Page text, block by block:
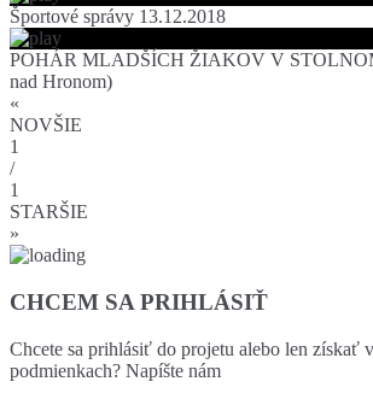
Športové správy 13.12.2018
POHÁR MLADŠÍCH ŽIAKOV V
nad Hronom)
«
NOVŠIE
1
/
1
STARŠIE
»
CHCEM SA PRIHLÁSIŤ
Chcete sa prihlásiť do projetu alebo len získať
podmienkach? Napíšte nám